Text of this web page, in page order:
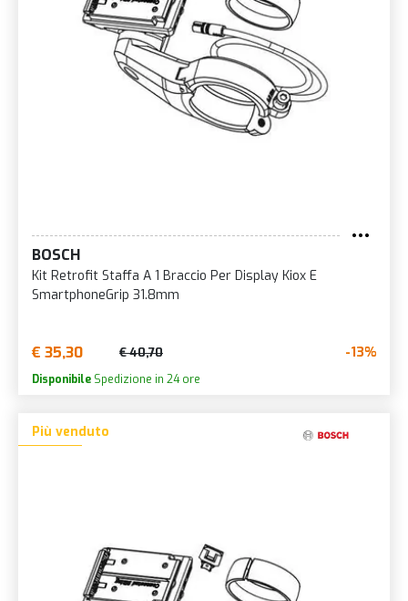
BOSCH
Kit Retrofit Staffa A 1 Braccio Per Display Kiox E
SmartphoneGrip 31.8mm
€ 35,30 € 40,70 -13%
Disponibile Spedizione in 24 ore
Più venduto